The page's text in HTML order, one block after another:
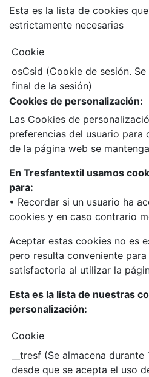
Esta es la lista de cookies
estrictamente necesarias
Cookie
osCsid (Cookie de sesión.
final de la sesión)
Cookies de personalización:
Las Cookies de
preferencias del usuario para
de la página web se
En Tresfantextil usamos
para:
• Recordar si un usuario ha
cookies y en caso contrario
Aceptar estas cookies no es
pero resulta conveniente
satisfactoria al utilizar la
Esta es la lista de nuestras
personalización:
Cookie
__tresf (Se almacena durante
desde que se acepta el uso